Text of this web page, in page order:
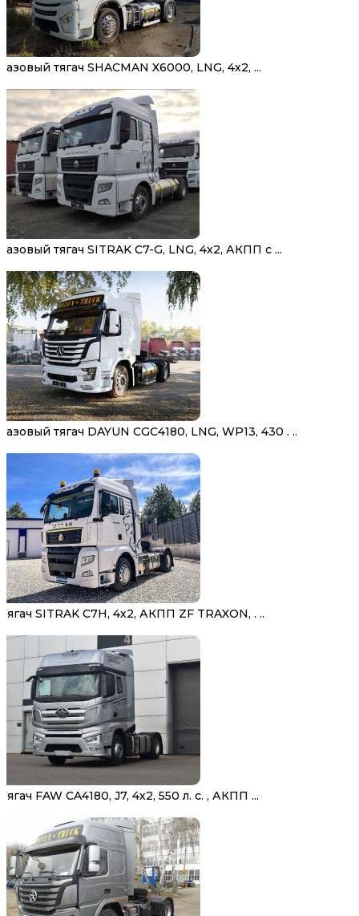
Газовый тягач SHACMAN X6000, LNG, 4х2, ...
Газовый тягач SITRAK C7-G, LNG, 4х2, АКПП с ...
Газовый тягач DAYUN CGC4180, LNG, WP13, 430 . ..
Тягач SITRAK C7H, 4х2, АКПП ZF TRAXON, . ..
Тягач FAW CA4180, J7, 4х2, 550 л. с. , АКПП ...